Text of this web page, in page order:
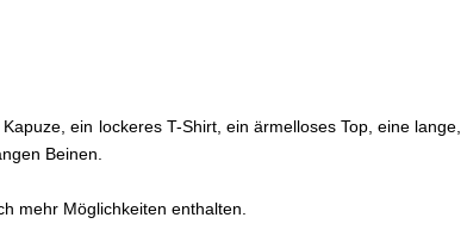
ein lockeres T-Shirt, ein ärmelloses Top, eine
Beinen.
mehr Möglichkeiten enthalten.